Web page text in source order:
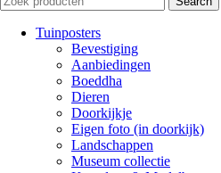
Tuinposters
Bevestiging
Aanbiedingen
Boeddha
Dieren
Doorkijkje
Eigen foto (in doorkijk)
Landschappen
Museum collectie